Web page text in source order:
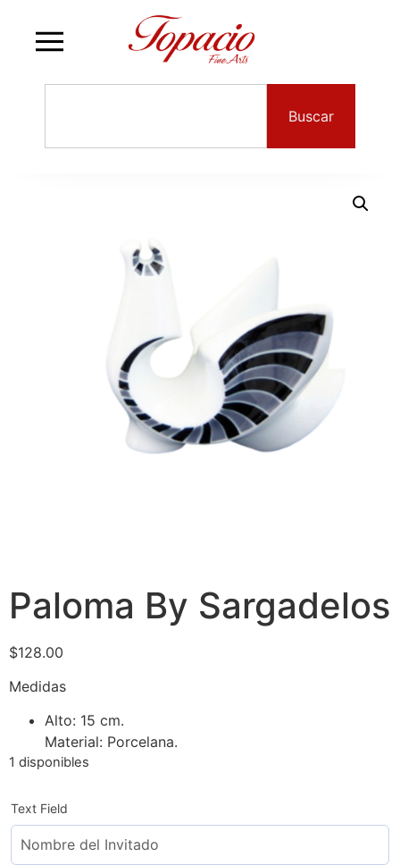
Buscar
Paloma By Sargadelos
$128.00
Medidas
Alto: 15 cm.
Material: Porcelana.
1 disponibles
Text Field